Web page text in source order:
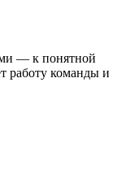
— к понятной
работу команды и